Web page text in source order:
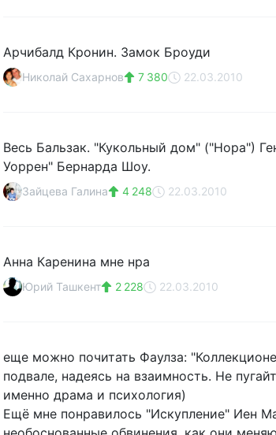
Арчибалд Кронин. Замок Броуди
Николай Сахарнов 7 380 22.03.2010
Весь Бальзак. "Кукольный дом" ("Нора")
Уоррен" Бернарда Шоу.
Зайцева Галина 4 248 22.03.2010
Анна Каренина мне нра
Юрий Ташкент 2 228 22.03.2010
еще можно почитать Фаулза:
подвале, надеясь на взаимность. Не
именно драма и психология)
Ещё мне понравилось "Искупление" Иен